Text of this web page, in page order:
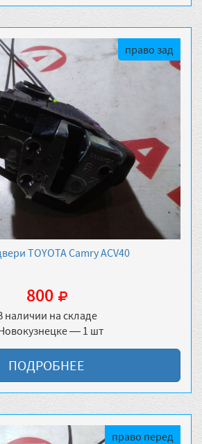
право зад
TOYOTA Camry ACV40
800
наличии на складе
— 1 шт
ПОДРОБНЕЕ
право перед